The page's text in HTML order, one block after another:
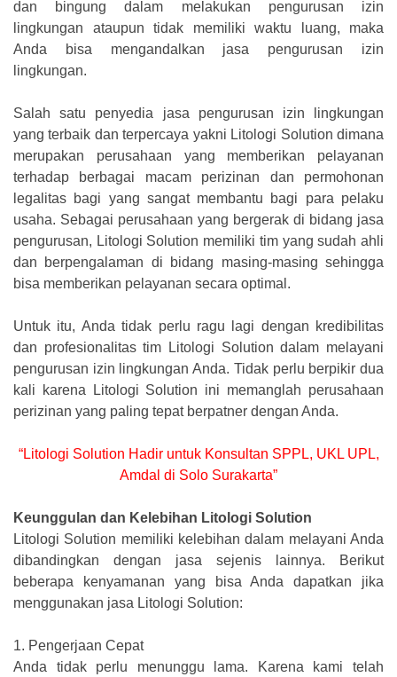
dan bingung dalam melakukan pengurusan izin
lingkungan ataupun tidak memiliki waktu luang, maka
Anda bisa mengandalkan jasa pengurusan izin
lingkungan.
Salah satu penyedia jasa pengurusan izin lingkungan
yang terbaik dan terpercaya yakni Litologi Solution dimana
merupakan perusahaan yang memberikan pelayanan
terhadap berbagai macam perizinan dan permohonan
legalitas bagi yang sangat membantu bagi para pelaku
usaha. Sebagai perusahaan yang bergerak di bidang jasa
pengurusan, Litologi Solution memiliki tim yang sudah ahli
dan berpengalaman di bidang masing-masing sehingga
bisa memberikan pelayanan secara optimal.
Untuk itu, Anda tidak perlu ragu lagi dengan kredibilitas
dan profesionalitas tim Litologi Solution dalam melayani
pengurusan izin lingkungan Anda. Tidak perlu berpikir dua
kali karena Litologi Solution ini memanglah perusahaan
perizinan yang paling tepat berpatner dengan Anda.
“Litologi Solution Hadir untuk Konsultan SPPL, UKL UPL,
Amdal di Solo Surakarta”
Keunggulan dan Kelebihan Litologi Solution
Litologi Solution memiliki kelebihan dalam melayani Anda
dibandingkan dengan jasa sejenis lainnya. Berikut
beberapa kenyamanan yang bisa Anda dapatkan jika
menggunakan jasa Litologi Solution:
1. Pengerjaan Cepat
Anda tidak perlu menunggu lama. Karena kami telah